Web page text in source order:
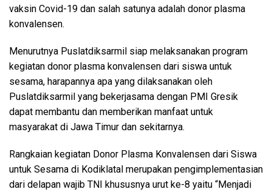
vaksin Covid-19 dan salah satunya adalah donor plasma
konvalensen.
Menurutnya Puslatdiksarmil siap melaksanakan program
kegiatan donor plasma konvalensen dari siswa untuk
sesama, harapannya apa yang dilaksanakan oleh
Puslatdiksarmil yang bekerjasama dengan PMI Gresik
dapat membantu dan memberikan manfaat untuk
masyarakat di Jawa Timur dan sekitarnya.
Rangkaian kegiatan Donor Plasma Konvalensen dari Siswa
untuk Sesama di Kodiklatal merupakan pengimplementasian
dari delapan wajib TNI khususnya urut ke-8 yaitu “Menjadi